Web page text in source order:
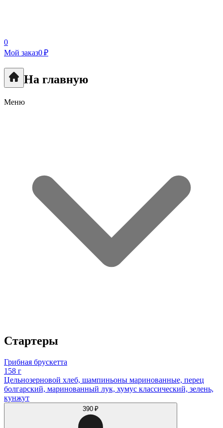
0
Мой заказ0 ₽
На главную
Меню
Стартеры
Грибная брускетта
158 г
Цельнозерновой хлеб, шампиньоны маринованные, перец
болгарский, маринованный лук, хумус классический, зелень,
кунжут
390 ₽